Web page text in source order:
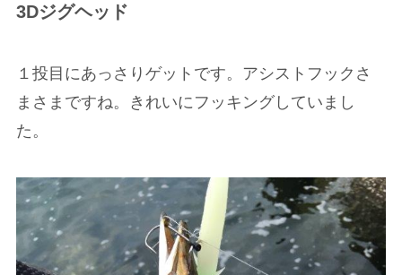
3Dジグヘッド
１投目にあっさりゲットです。アシストフックさ
まさまですね。きれいにフッキングしていまし
た。